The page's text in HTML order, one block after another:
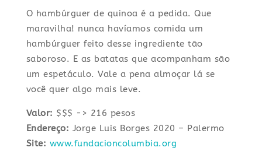
O hambúrguer de quinoa é a pedida. Que
maravilha! nunca havíamos comida um
hambúrguer feito desse ingrediente tão
saboroso. E as batatas que acompanham são
um espetáculo. Vale a pena almoçar lá se
você quer algo mais leve.
Valor: $$$ -> 216 pesos
Endereço: Jorge Luis Borges 2020 – Palermo
Site: www.fundacioncolumbia.org